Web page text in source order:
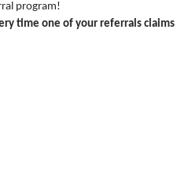
program!
time one of your referrals claims